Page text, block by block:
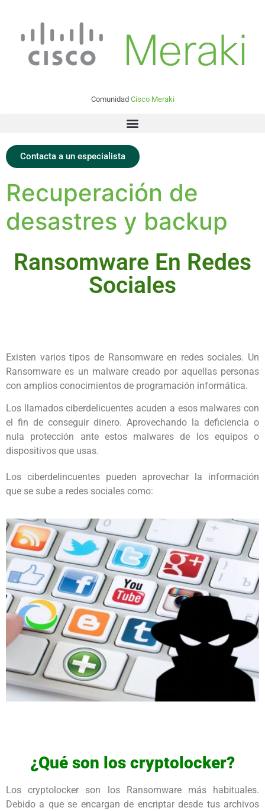
Comunidad Cisco Meraki
Contacta a un especialista
Recuperación de
desastres y backup
Ransomware En Redes
Sociales
Existen varios tipos de Ransomware en redes sociales. Un
Ransomware es un malware creado por aquellas personas
con amplios conocimientos de programación informática.
Los llamados ciberdelicuentes acuden a esos malwares con
el fin de conseguir dinero. Aprovechando la deficiencia o
nula protección ante estos malwares de los equipos o
dispositivos que usas.
Los ciberdelincuentes pueden aprovechar la información
que se sube a redes sociales como:
¿Qué son los cryptolocker?
Los cryptolocker son los Ransomware más habituales.
Debido a que se encargan de encriptar desde tus archivos